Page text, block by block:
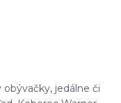
jedálne či